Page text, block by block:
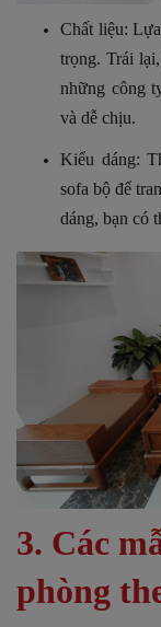
Chất liệu:
trọng. Trái
những công
và dễ chịu.
Kiểu dáng:
sofa bộ để
dáng, bạn có
3. Các
phòng